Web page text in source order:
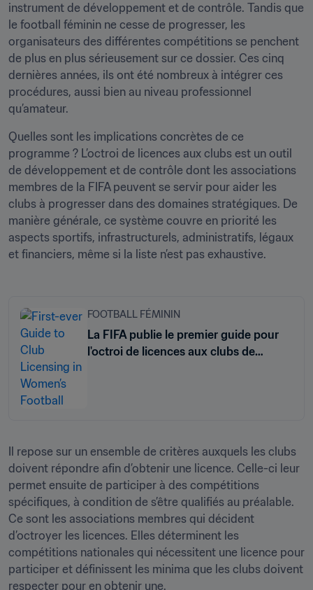
instrument de développement et de contrôle. Tandis que
le football féminin ne cesse de progresser, les
organisateurs des différentes compétitions se penchent
de plus en plus sérieusement sur ce dossier. Ces cinq
dernières années, ils ont été nombreux à intégrer ces
procédures, aussi bien au niveau professionnel
qu’amateur.
Quelles sont les implications concrètes de ce
programme ? L’octroi de licences aux clubs est un outil
de développement et de contrôle dont les associations
membres de la FIFA peuvent se servir pour aider les
clubs à progresser dans des domaines stratégiques. De
manière générale, ce système couvre en priorité les
aspects sportifs, infrastructurels, administratifs, légaux
et financiers, même si la liste n’est pas exhaustive.
FOOTBALL FÉMININ
La FIFA publie le premier guide pour
l'octroi de licences aux clubs de
Il repose sur un ensemble de critères auxquels les clubs
doivent répondre afin d’obtenir une licence. Celle-ci leur
permet ensuite de participer à des compétitions
spécifiques, à condition de s’être qualifiés au préalable.
Ce sont les associations membres qui décident
d’octroyer les licences. Elles déterminent les
compétitions nationales qui nécessitent une licence pour
participer et définissent les minima que les clubs doivent
respecter pour en obtenir une.